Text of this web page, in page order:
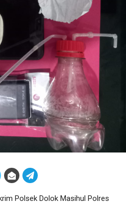
Polsek Dolok Masihul Polres